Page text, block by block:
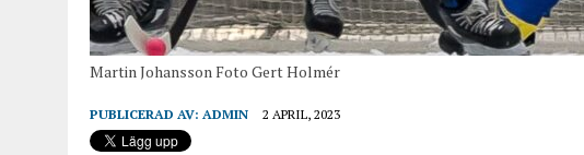
Martin Johansson Foto Gert Holmér
PUBLICERAD AV: ADMIN 2 APRIL, 2023